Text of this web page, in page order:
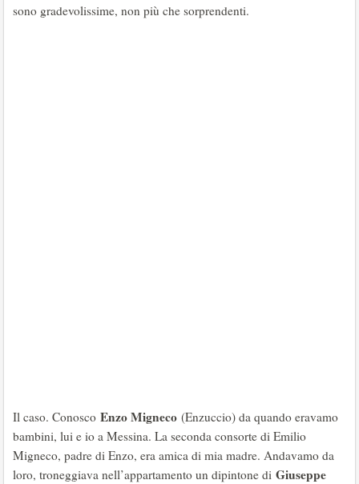
sono gradevolissime, non più che sorprendenti.
Il caso. Conosco Enzo Migneco (Enzuccio) da quando eravamo
bambini, lui e io a Messina. La seconda consorte di Emilio
Migneco, padre di Enzo, era amica di mia madre. Andavamo da
loro, troneggiava nell’appartamento un dipintone di Giuseppe